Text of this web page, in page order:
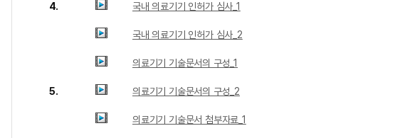
4. 국내 의료기기 인허가 심사_1
국내 의료기기 인허가 심사_2
의료기기 기술문서의 구성_1
5. 의료기기 기술문서의 구성_2
의료기기 기술문서 첨부자료_1